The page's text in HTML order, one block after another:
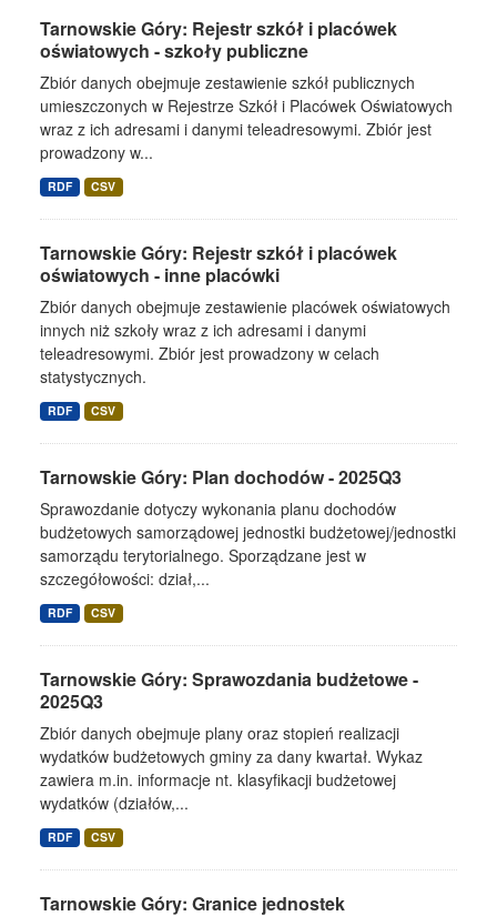
Tarnowskie Góry: Rejestr szkół i placówek
oświatowych - szkoły publiczne
Zbiór danych obejmuje zestawienie szkół publicznych
umieszczonych w Rejestrze Szkół i Placówek Oświatowych
wraz z ich adresami i danymi teleadresowymi. Zbiór jest
prowadzony w...
RDF CSV
Tarnowskie Góry: Rejestr szkół i placówek
oświatowych - inne placówki
Zbiór danych obejmuje zestawienie placówek oświatowych
innych niż szkoły wraz z ich adresami i danymi
teleadresowymi. Zbiór jest prowadzony w celach
statystycznych.
RDF CSV
Tarnowskie Góry: Plan dochodów - 2025Q3
Sprawozdanie dotyczy wykonania planu dochodów
budżetowych samorządowej jednostki budżetowej/jednostki
samorządu terytorialnego. Sporządzane jest w
szczegółowości: dział,...
RDF CSV
Tarnowskie Góry: Sprawozdania budżetowe -
2025Q3
Zbiór danych obejmuje plany oraz stopień realizacji
wydatków budżetowych gminy za dany kwartał. Wykaz
zawiera m.in. informacje nt. klasyfikacji budżetowej
wydatków (działów,...
RDF CSV
Tarnowskie Góry: Granice jednostek